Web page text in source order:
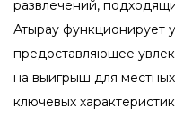
развлечений,
Атырау функционирует
предоставляющее
на выигрыш для
ключевых